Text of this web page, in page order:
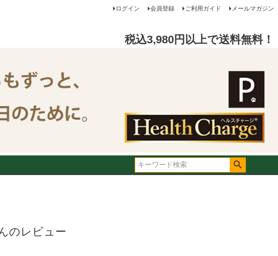
ログイン 会員登録 ご利用ガイド メールマガジン
税込3,980円以上で送料無料！
のレビュー